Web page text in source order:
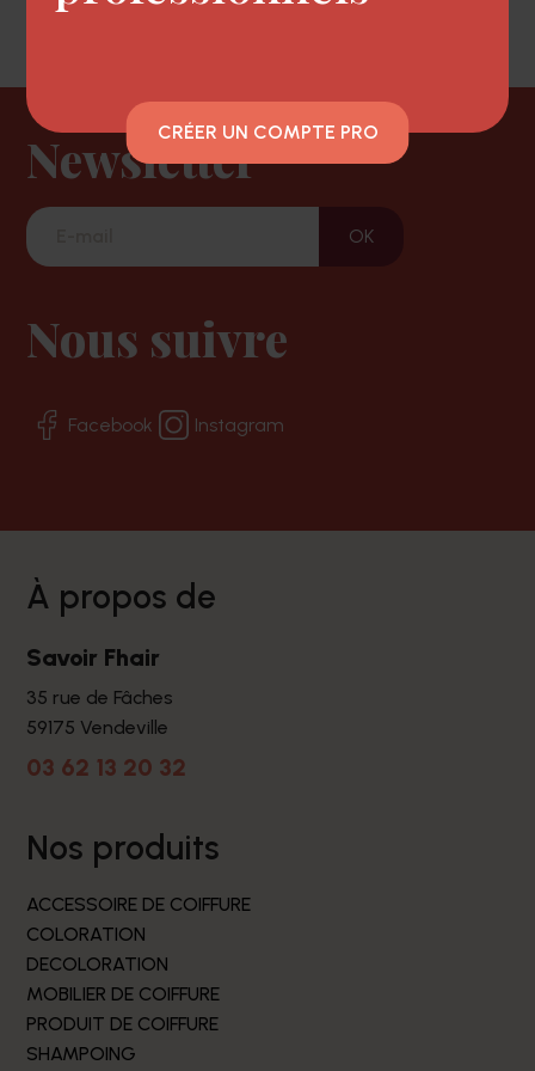
Newsletter
Nous suivre
Facebook Instagram
à propos de
Savoir Fhair
35 rue de Fâches
59175 Vendeville
03 62 13 20 32
nos produits
ACCESSOIRE DE COIFFURE
COLORATION
DECOLORATION
MOBILIER DE COIFFURE
PRODUIT DE COIFFURE
SHAMPOING
CRÉER UN COMPTE PRO